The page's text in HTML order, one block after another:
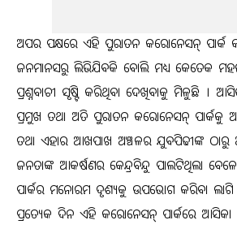
ଅପର ପକ୍ଷରେ ଏହି ପୁରାତନ କରୋନେସନ୍‍ ପାର୍କ
ଜନମାନସରୁ ଲିଭିଯିବକି ବୋଲି ମଧ୍ୟ କେତେକ
ପ୍ରଶ୍ନବାଚୀ ସୃଷ୍ଟି କରିଥିବା ଦେଖିବାକୁ ମିଳୁଛି ।
ପ୍ରମୁଖ ତଥା ଅତି ପୁରାତନ କରୋନେସନ୍‍ ପାର୍କକୁ
ତଥା ଏହାର ଆଖପାଖ ଅଞ୍ଚଳର ଯୁବପିଢୀଙ୍କ ଠାରୁ
ଜନତାଙ୍କ ଆକର୍ଷଣର କେନ୍ଦ୍ରବିନ୍ଦୁ ପାଲଟିଥିଲା
ପାର୍କର ମନୋରମ ଦୃଶ୍ୟକୁ ଉପଭୋଗ କରିବା
ପ୍ରତ୍ୟେକ ଦିନ ଏହି କରୋନେସନ୍‍ ପାର୍କରେ